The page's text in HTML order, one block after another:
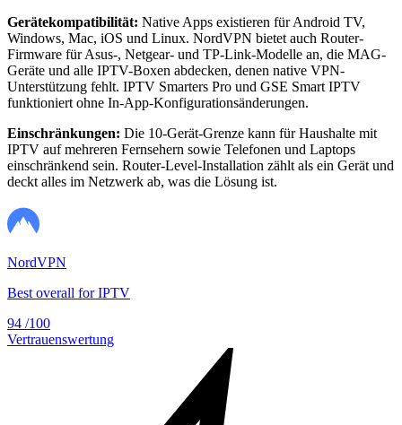
Gerätekompatibilität: Native Apps existieren für Android TV,
Windows, Mac, iOS und Linux. NordVPN bietet auch Router-
Firmware für Asus-, Netgear- und TP-Link-Modelle an, die MAG-
Geräte und alle IPTV-Boxen abdecken, denen native VPN-
Unterstützung fehlt. IPTV Smarters Pro und GSE Smart IPTV
funktioniert ohne In-App-Konfigurationsänderungen.
Einschränkungen: Die 10-Gerät-Grenze kann für Haushalte mit
IPTV auf mehreren Fernsehern sowie Telefonen und Laptops
einschränkend sein. Router-Level-Installation zählt als ein Gerät und
deckt alles im Netzwerk ab, was die Lösung ist.
NordVPN
Best overall for IPTV
94 /100
Vertrauenswertung